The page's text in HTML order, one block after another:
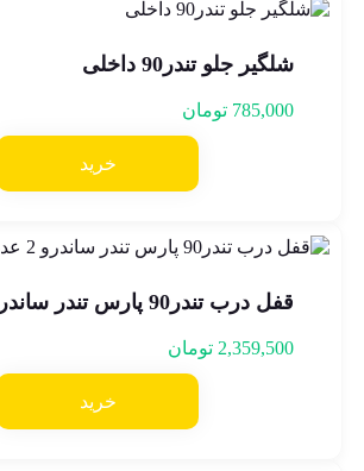
شلگیر جلو تندر90 داخلی
785,000 تومان
خرید
قفل درب تندر90 پارس تندر ساندرو 2 عدد
2,359,500 تومان
خرید